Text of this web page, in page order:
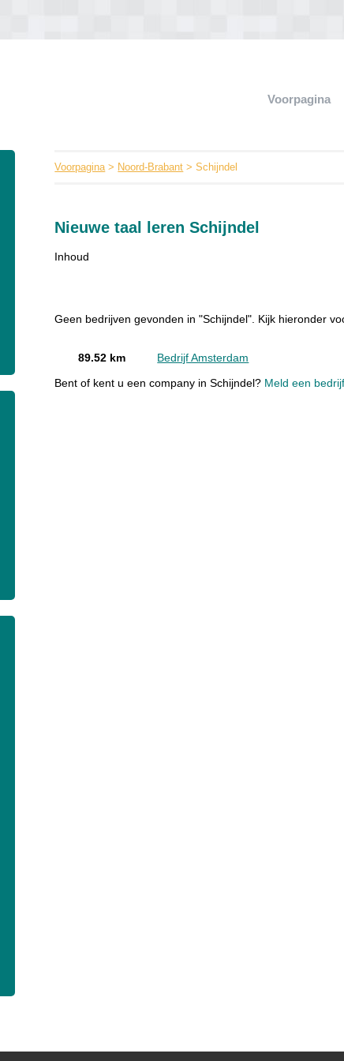
Voorpagina
Voorpagina> Noord-Brabant > Schijndel
Nieuwe taal leren Schijndel
Inhoud
Geen bedrijven gevonden in "Schijndel". Kijk hieronder
89.52 km Bedrijf Amsterdam
Bent of kent u een company in Schijndel? Meld een